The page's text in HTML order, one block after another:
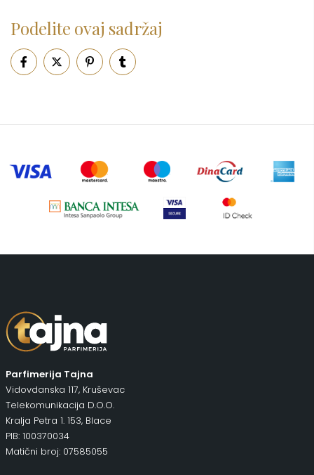
Pepe Jeans Ranac (10)
Piling za telo (3)
Putni program (50)
Šminka (187)
Uncategorized (1)
Podelite ovaj sadržaj
Parfimerija Tajna
Vidovdanska 117, Kruševac
Telekomunikacija D.O.O.
Kralja Petra 1. 153, Blace
PIB: 100370034
Matični broj: 07585055